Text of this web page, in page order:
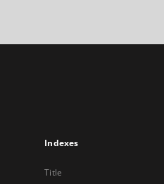
Indexes
Title